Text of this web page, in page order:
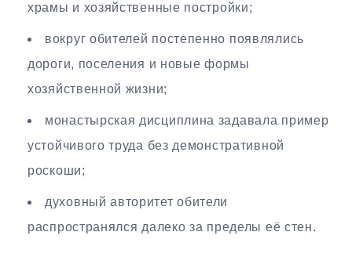
храмы и хозяйственные постройки;
вокруг обителей постепенно появлялись
дороги, поселения и новые формы
хозяйственной жизни;
монастырская дисциплина задавала пример
устойчивого труда без демонстративной
роскоши;
духовный авторитет обители
распространялся далеко за пределы её стен.